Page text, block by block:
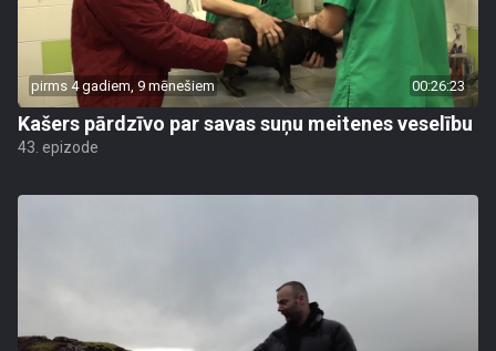
pirms 4 gadiem, 9 mēnešiem 00:26:23
Kašers pārdzīvo par savas suņu meitenes veselību
43. epizode